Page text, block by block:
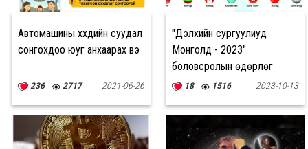
Автомашины хүүхдийн суудал
сонгохдоо юуг анхаарах вэ
236 2717 2021-06-26
"Дэлхийн сургуулиуд
Монголд - 2023"
боловсролын өдөрлөг
болно
18 1516 2023-10-13